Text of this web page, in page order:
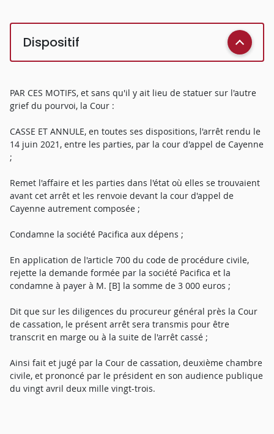
Dispositif
PAR CES MOTIFS, et sans qu'il y ait lieu de statuer sur l'autre
grief du pourvoi, la Cour :
CASSE ET ANNULE, en toutes ses dispositions, l'arrêt rendu le
14 juin 2021, entre les parties, par la cour d'appel de Cayenne
;
Remet l'affaire et les parties dans l'état où elles se trouvaient
avant cet arrêt et les renvoie devant la cour d'appel de
Cayenne autrement composée ;
Condamne la société Pacifica aux dépens ;
En application de l'article 700 du code de procédure civile,
rejette la demande formée par la société Pacifica et la
condamne à payer à M. [B] la somme de 3 000 euros ;
Dit que sur les diligences du procureur général près la Cour
de cassation, le présent arrêt sera transmis pour être
transcrit en marge ou à la suite de l'arrêt cassé ;
Ainsi fait et jugé par la Cour de cassation, deuxième chambre
civile, et prononcé par le président en son audience publique
du vingt avril deux mille vingt-trois.